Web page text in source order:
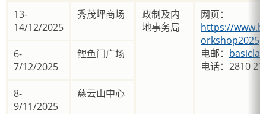
13-
14/12/2025
秀茂坪商场
政制及内
地事务局
网页：
https://
orkshop2025
电邮：
电话：2810
6-
7/12/2025
鲤鱼门广场
8-
9/11/2025
慈云山中心